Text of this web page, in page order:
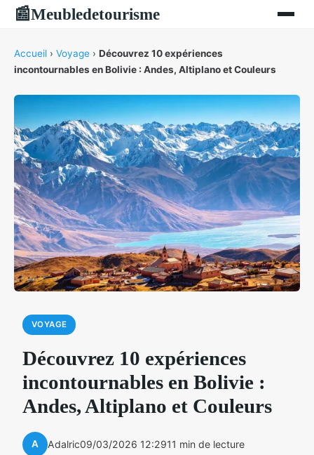
📰Meubledetourisme
Accueil › Voyage › Découvrez 10 expériences
incontournables en Bolivie : Andes, Altiplano et Couleurs
VOYAGE
Découvrez 10 expériences
incontournables en Bolivie :
Andes, Altiplano et Couleurs
A Adalric09/03/2026 12:2911 min de lecture